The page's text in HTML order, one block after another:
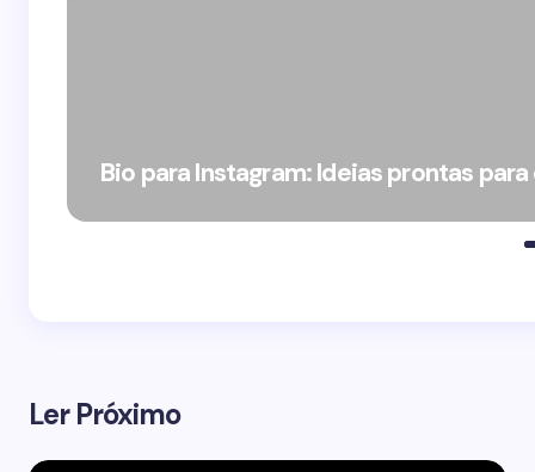
Bio para Instagram: Ideias prontas
Ler Próximo